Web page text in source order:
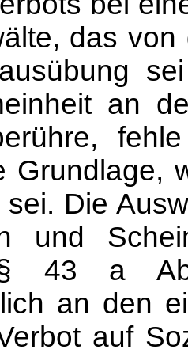
das
an
Grundlage,
Die
und
§ 43 a
an den
auf